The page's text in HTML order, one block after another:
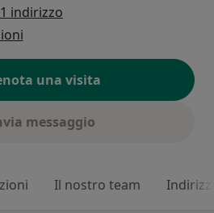
1 indirizzo
una visita
messaggio
Il nostro team Indirizzi